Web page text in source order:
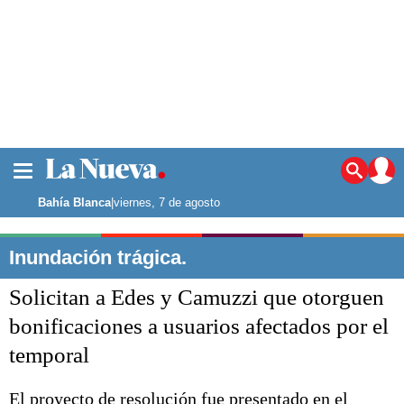
Noticias
La ciudad
Punta Alta
El país
El mundo
Seguridad
Deportes
Liga del Sur
Bahía Blanca|viernes, 7 de agosto
Inundación trágica.
Solicitan a Edes y Camuzzi que otorguen
bonificaciones a usuarios afectados por el
temporal
El proyecto de resolución fue presentado en el